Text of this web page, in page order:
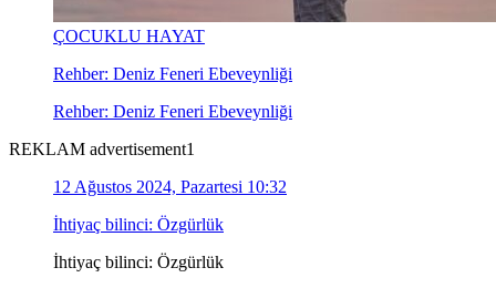
ÇOCUKLU HAYAT
Rehber: Deniz Feneri Ebeveynliği
Rehber: Deniz Feneri Ebeveynliği
REKLAM advertisement1
12 Ağustos 2024, Pazartesi 10:32
İhtiyaç bilinci: Özgürlük
İhtiyaç bilinci: Özgürlük